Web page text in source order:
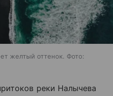
желтый оттенок. Фото:
реки Налычева